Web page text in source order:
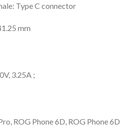
Type C connector
mm
3.25A ;
ROG Phone 6D, ROG Phone 6D